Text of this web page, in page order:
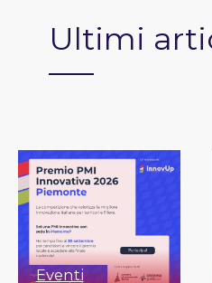
Ultimi
Eventi